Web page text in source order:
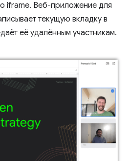
iframe. Веб-приложение для
текущую вкладку в
её удалённым участникам.